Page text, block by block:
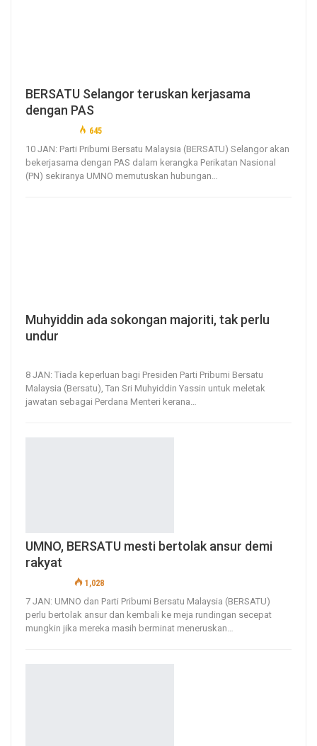
BERSATU Selangor teruskan kerjasama
dengan PAS
645
10 JAN: Parti Pribumi Bersatu Malaysia (BERSATU) Selangor akan
bekerjasama dengan PAS dalam kerangka Perikatan Nasional
(PN) sekiranya UMNO memutuskan hubungan…
Muhyiddin ada sokongan majoriti, tak perlu
undur
8 JAN: Tiada keperluan bagi Presiden Parti Pribumi Bersatu
Malaysia (Bersatu), Tan Sri Muhyiddin Yassin untuk meletak
jawatan sebagai Perdana Menteri kerana…
UMNO, BERSATU mesti bertolak ansur demi
rakyat
1,028
7 JAN: UMNO dan Parti Pribumi Bersatu Malaysia (BERSATU)
perlu bertolak ansur dan kembali ke meja rundingan secepat
mungkin jika mereka masih berminat meneruskan